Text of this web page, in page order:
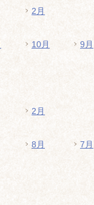
2月
10月 9月
2月
8月 7月